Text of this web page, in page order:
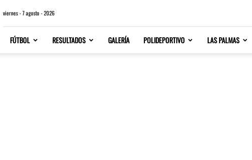
viernes - 7 agosto - 2026
FÚTBOL RESULTADOS GALERÍA POLIDEPORTIVO LAS PALMAS